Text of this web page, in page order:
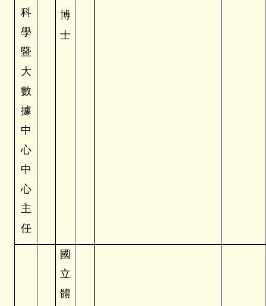
科
學
暨
大
數
據
中
心
中
心
主
任
博
士
國
立
體